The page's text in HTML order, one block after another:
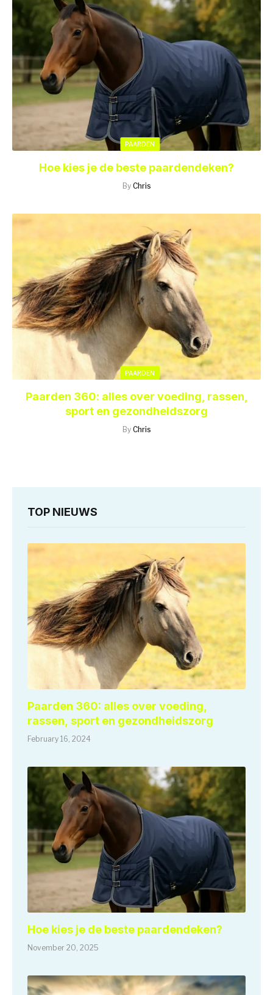
PAARDEN
Hoe kies je de beste paardendeken?
By Chris
PAARDEN
Paarden 360: alles over voeding, rassen,
sport en gezondheidszorg
By Chris
TOP NIEUWS
Paarden 360: alles over voeding,
rassen, sport en gezondheidszorg
February 16, 2024
Hoe kies je de beste paardendeken?
November 20, 2025